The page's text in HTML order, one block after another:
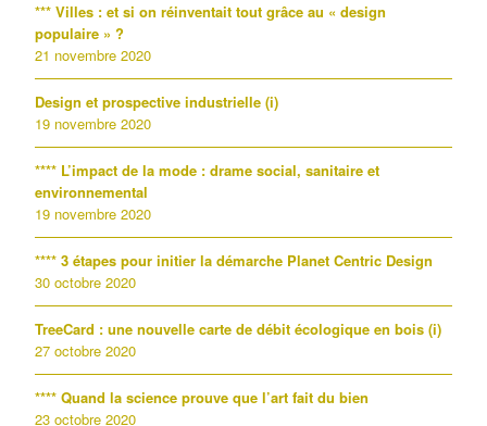
*** Villes : et si on réinventait tout grâce au « design
populaire » ?
21 novembre 2020
Design et prospective industrielle (i)
19 novembre 2020
**** L’impact de la mode : drame social, sanitaire et
environnemental
19 novembre 2020
**** 3 étapes pour initier la démarche Planet Centric Design
30 octobre 2020
TreeCard : une nouvelle carte de débit écologique en bois (i)
27 octobre 2020
**** Quand la science prouve que l’art fait du bien
23 octobre 2020